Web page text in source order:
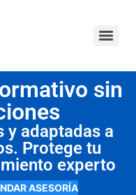
sin
y adaptadas a
Protege tu
experto
ASESORÍA